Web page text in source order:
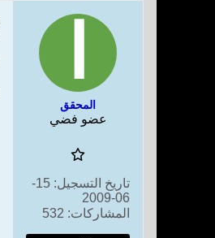
المحقق
عضو فضي
تاريخ التسجيل:
15-
06-2009
المشاركات: 532